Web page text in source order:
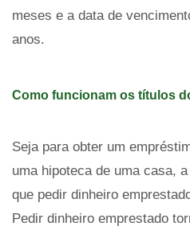
meses e a data de
anos.
Como funcionam os títulos
Seja para obter um
uma hipoteca de uma casa,
que pedir dinheiro
Pedir dinheiro emprestado